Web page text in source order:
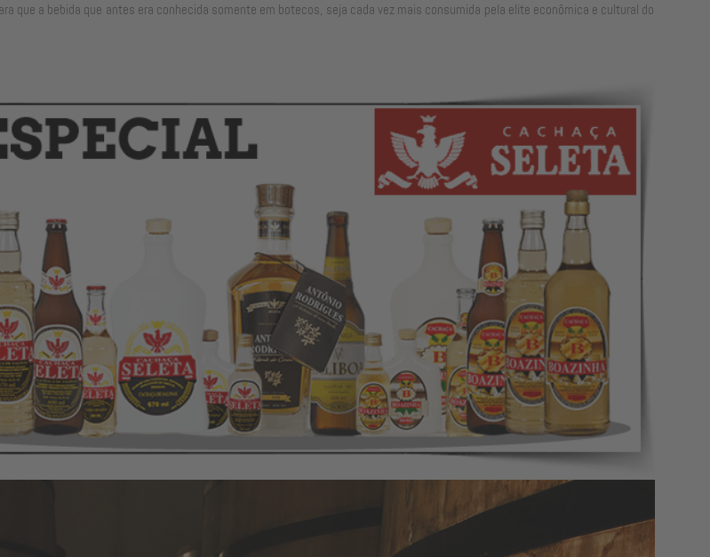
que a bebida que antes era conhecida somente em botecos, seja cada vez mais consumida pela elite econômica e cultural do